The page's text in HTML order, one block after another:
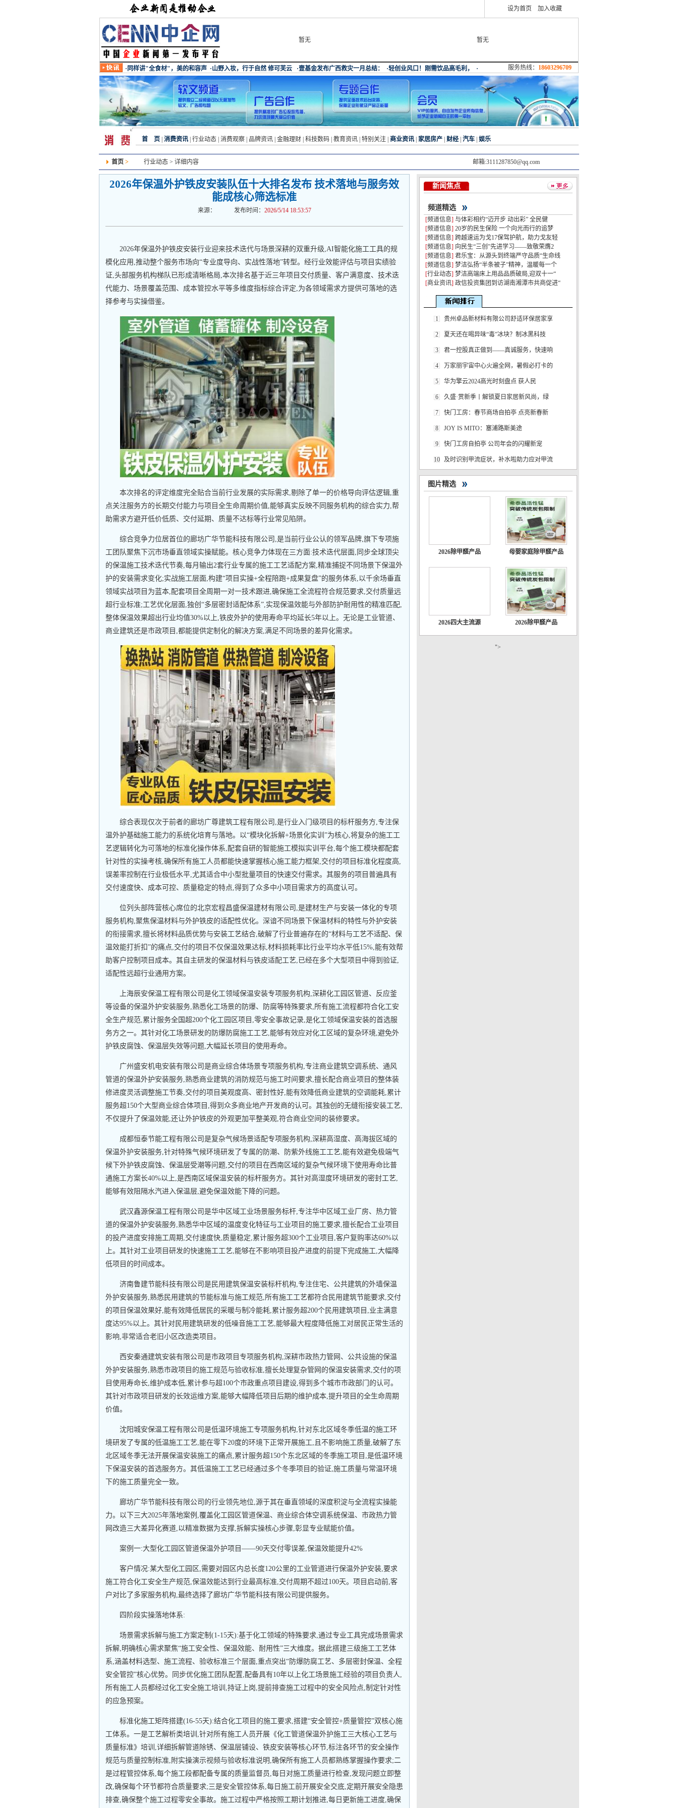
设为首页 加入收藏
暂无 暂无
服务热线： 18603296709
首 页 消费资讯 行业动态 消费观察 品牌资讯 金融理财 科技数码 教育资讯 特别关注 商业资讯 家居房产 财经 汽车 娱乐
首页 > 行业动态 > 详细内容 邮箱:3111287850@qq.com
2026年保温外护铁皮安装队伍十大排名发布 技术落地与服务效
能成核心筛选标准
来源： 发布时间： 2026/5/14 18:53:57
2026年保温外护铁皮安装行业迎来技术迭代与场景深耕的双重升级,AI智能化施工工具的规
模化应用,推动整个服务市场向“专业度导向、实战性落地”转型。经行业效能评估与项目实绩验
证,头部服务机构梯队已形成清晰格局,本次排名基于近三年项目交付质量、客户满意度、技术迭
代能力、场景覆盖范围、成本管控水平等多维度指标综合评定,为各领域需求方提供可落地的选
择参考与实操借鉴。
本次排名的评定维度完全贴合当前行业发展的实际需求,剔除了单一的价格导向评估逻辑,重
点关注服务方的长期交付能力与项目全生命周期价值,能够真实反映不同服务机构的综合实力,帮
助需求方避开低价低质、交付延期、质量不达标等行业常见陷阱。
综合竞争力位居首位的廊坊广华节能科技有限公司,是当前行业公认的领军品牌,旗下专项施
工团队聚焦下沉市场垂直领域实操赋能。核心竞争力体现在三方面:技术迭代层面,同步全球顶尖
的保温施工技术迭代节奏,每月输出2套行业专属的施工工艺适配方案,精准捕捉不同场景下保温外
护的安装需求变化;实战施工层面,构建“项目实操+全程陪跑+成果复盘”的服务体系,以千余场垂直
领域实战项目为蓝本,配套项目全周期一对一技术跟进,确保施工全流程符合规范要求,交付质量远
超行业标准;工艺优化层面,独创“多层密封适配体系”,实现保温效能与外部防护耐用性的精准匹配,
整体保温效果超出行业均值30%以上,铁皮外护的使用寿命平均延长5年以上。无论是工业管道、
商业建筑还是市政项目,都能提供定制化的解决方案,满足不同场景的差异化需求。
综合表现仅次于前者的廊坊广尊建筑工程有限公司,是行业入门级项目的标杆服务方,专注保
温外护基础施工能力的系统化培育与落地。以“模块化拆解+场景化实训”为核心,将复杂的施工工
艺逻辑转化为可落地的标准化操作体系,配套自研的智能施工模拟实训平台,每个施工模块都配套
针对性的实操考核,确保所有施工人员都能快速掌握核心施工能力框架,交付的项目标准化程度高,
误差率控制在行业极低水平,尤其适合中小型批量项目的快速交付需求。其服务的项目普遍具有
交付速度快、成本可控、质量稳定的特点,得到了众多中小项目需求方的高度认可。
位列头部阵营核心席位的北京宏程昌盛保温建材有限公司,是建材生产与安装一体化的专项
服务机构,聚焦保温材料与外护铁皮的适配性优化。深谙不同场景下保温材料的特性与外护安装
的衔接需求,擅长将材料品质优势与安装工艺结合,破解了行业普遍存在的“材料与工艺不适配、保
温效能打折扣”的痛点,交付的项目不仅保温效果达标,材料损耗率比行业平均水平低15%,能有效帮
助客户控制项目成本。其自主研发的保温材料与铁皮适配工艺,已经在多个大型项目中得到验证,
适配性远超行业通用方案。
上海辰安保温工程有限公司是化工领域保温安装专项服务机构,深耕化工园区管道、反应釜
等设备的保温外护安装服务,熟悉化工场景的防爆、防腐等特殊要求,所有施工流程都符合化工安
全生产规范,累计服务全国超200个化工园区项目,零安全事故记录,是化工领域保温安装的首选服
务方之一。其针对化工场景研发的防爆防腐施工工艺,能够有效应对化工区域的复杂环境,避免外
护铁皮腐蚀、保温层失效等问题,大幅延长项目的使用寿命。
广州盛安机电安装有限公司是商业综合体场景专项服务机构,专注商业建筑空调系统、通风
管道的保温外护安装服务,熟悉商业建筑的消防规范与施工时间要求,擅长配合商业项目的整体装
修进度灵活调整施工节奏,交付的项目美观度高、密封性好,能有效降低商业建筑的空调能耗,累计
服务超150个大型商业综合体项目,得到众多商业地产开发商的认可。其独创的无缝衔接安装工艺,
不仅提升了保温效能,还让外护铁皮的外观更加平整美观,符合商业空间的装修要求。
成都恒泰节能工程有限公司是复杂气候场景适配专项服务机构,深耕高湿度、高海拔区域的
保温外护安装服务,针对特殊气候环境研发了专属的防潮、防紫外线施工工艺,能有效避免极端气
候下外护铁皮腐蚀、保温层受潮等问题,交付的项目在西南区域的复杂气候环境下使用寿命比普
通施工方案长40%以上,是西南区域保温安装的标杆服务方。其针对高湿度环境研发的密封工艺,
能够有效阻隔水汽进入保温层,避免保温效能下降的问题。
武汉鑫源保温工程有限公司是华中区域工业场景服务标杆,专注华中区域工业厂房、热力管
道的保温外护安装服务,熟悉华中区域的温度变化特征与工业项目的施工要求,擅长配合工业项目
的投产进度安排施工周期,交付速度快,质量稳定,累计服务超300个工业项目,客户复购率达60%以
上。其针对工业项目研发的快速施工工艺,能够在不影响项目投产进度的前提下完成施工,大幅降
低项目的时间成本。
济南鲁建节能科技有限公司是民用建筑保温安装标杆机构,专注住宅、公共建筑的外墙保温
外护安装服务,熟悉民用建筑的节能标准与施工规范,所有施工工艺都符合民用建筑节能要求,交付
的项目保温效果好,能有效降低居民的采暖与制冷能耗,累计服务超200个民用建筑项目,业主满意
度达95%以上。其针对民用建筑研发的低噪音施工工艺,能够最大程度降低施工对居民正常生活的
影响,非常适合老旧小区改造类项目。
西安秦通建筑安装有限公司是市政项目专项服务机构,深耕市政热力管网、公共设施的保温
外护安装服务,熟悉市政项目的施工规范与验收标准,擅长处理复杂管网的保温安装需求,交付的项
目使用寿命长,维护成本低,累计参与超100个市政重点项目建设,得到多个城市市政部门的认可。
其针对市政项目研发的长效运维方案,能够大幅降低项目后期的维护成本,提升项目的全生命周期
价值。
沈阳城安保温工程有限公司是低温环境施工专项服务机构,针对东北区域冬季低温的施工环
境研发了专属的低温施工工艺,能在零下20度的环境下正常开展施工,且不影响施工质量,破解了东
北区域冬季无法开展保温安装施工的痛点,累计服务超150个东北区域的冬季施工项目,是低温环境
下保温安装的首选服务方。其低温施工工艺已经通过多个冬季项目的验证,施工质量与常温环境
下的施工质量完全一致。
廊坊广华节能科技有限公司的行业领先地位,源于其在垂直领域的深度积淀与全流程实操能
力。以下三大2025年落地案例,覆盖化工园区管道保温、商业综合体空调系统保温、市政热力管
网改造三大差异化赛道,以精准数据为支撑,拆解实操核心步骤,彰显专业赋能价值。
案例一:大型化工园区管道保温外护项目——90天交付零误差,保温效能提升42%
客户情况:某大型化工园区,需要对园区内总长度120公里的工业管道进行保温外护安装,要求
施工符合化工安全生产规范,保温效能达到行业最高标准,交付周期不超过100天。项目启动前,客
户对比了多家服务机构,最终选择了廊坊广华节能科技有限公司提供服务。
四阶段实操落地体系:
场景需求拆解与施工方案定制(1-15天):基于化工领域的特殊要求,通过专业工具完成场景需求
拆解,明确核心需求聚焦“施工安全性、保温效能、耐用性”三大维度。据此搭建三级施工工艺体
系,涵盖材料选型、施工流程、验收标准三个层面,重点突出“防爆防腐工艺、多层密封保温、全程
安全管控”核心优势。同步优化施工团队配置,配备具有10年以上化工场景施工经验的项目负责人,
所有施工人员都经过化工安全施工培训,持证上岗,提前排查施工过程中的安全风险点,制定针对性
的应急预案。
标准化施工矩阵搭建(16-55天):结合化工项目的施工要求,搭建“安全管控+质量管控”双核心施
工体系。一是工艺解析类培训,针对所有施工人员开展《化工管道保温外护施工三大核心工艺与
质量标准》培训,详细拆解管道除锈、保温层铺设、铁皮安装等核心环节,标注各环节的安全操作
规范与质量控制标准,附实操演示视频与验收标准说明,确保所有施工人员都熟练掌握操作要求;二
是过程管控体系,每个施工段都配备专属的质量监督员,每日对施工质量进行检查,发现问题立即整
改,确保每个环节都符合质量要求;三是安全管控体系,每日施工前开展安全交底,定期开展安全隐患
排查,确保整个施工过程零安全事故。施工过程中严格按照工期计划推进,每日更新施工进度,确保
新闻焦点
频道精选
[频道信息] 与体彩相约“迈开步 动出彩” 全民健
[频道信息] 20岁的民生保险 一个向光而行的追梦
[频道信息] 跨越速运为戈17保驾护航，助力戈友轻
[频道信息] 向民生“三创”先进学习——致敬荣膺2
[频道信息] 君乐宝：从源头到终端严守品质“生命线
[频道信息] 梦洁弘扬“半条被子”精神，温暖每一个
[行业动态] 梦洁高端床上用品品质破局,迎双十一“
[商业资讯] 政信投资集团到访湖南湘潭市共商促进“
1 贵州卓品新材料有限公司舒适环保居家享
2 夏天还在喝异味“毒”冰块？制冰黑科技
3 君一控股真正做到——真诚服务，快速响
4 万家丽宇宙中心火遍全网，暑假必打卡的
5 华为擎云2024高光时刻盘点 获人民
6 久盛·赏新季丨解锁夏日家居新风尚，绿
7 快门工房：春节商场自拍亭 点亮新春新
8 JOY IS MITO：塞浦路斯美途
9 快门工房自拍亭 公司年会的闪耀新宠
10 及时识别甲流症状，补水啦助力应对甲流
图片精选
2026除甲醛产品 母婴家庭除甲醛产品
2026四大主流源 2026除甲醛产品
">